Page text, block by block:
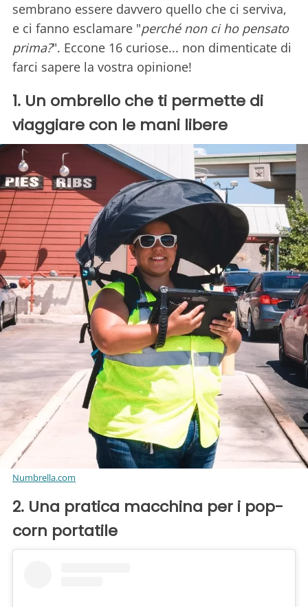
sembrano essere davvero quello che ci serviva,
e ci fanno esclamare "perché non ci ho pensato
prima?". Eccone 16 curiose... non dimenticate di
farci sapere la vostra opinione!
1. Un ombrello che ti permette di
viaggiare con le mani libere
Numbrella.com
2. Una pratica macchina per i pop-
corn portatile